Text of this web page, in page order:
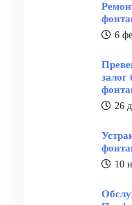
6
залог
26
10